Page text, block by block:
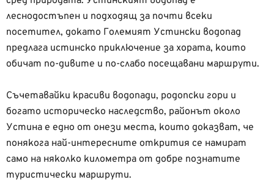
леснодостъпен и подходящ за почти всеки
посетител, докато Големият Устински водопад
предлага истинско приключение за хората, които
обичат по-дивите и по-слабо посещавани маршрути.
Съчетавайки красиви водопади, родопски гори и
богато историческо наследство, районът около
Устина е едно от онези места, които доказват, че
понякога най-интересните открития се намират
само на няколко километра от добре познатите
туристически маршрути.